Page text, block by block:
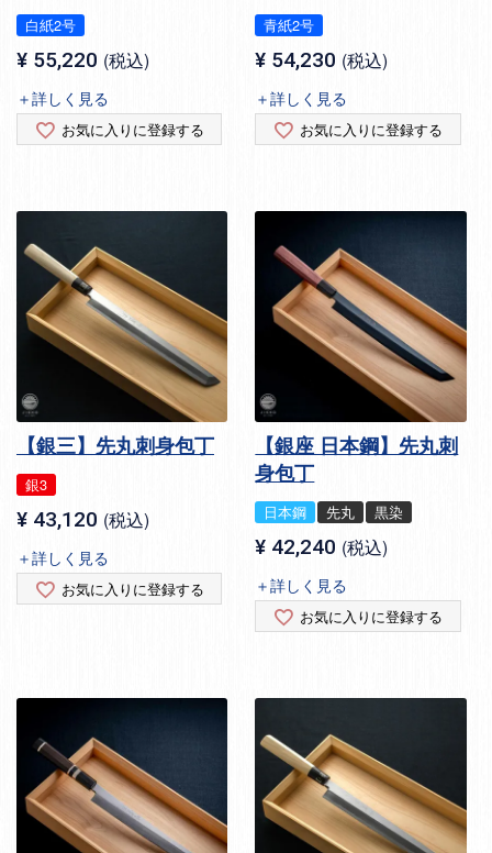
白紙2号
¥ 55,220 税込
＋詳しく見る
お気に入りに登録する
青紙2号
¥ 54,230 税込
＋詳しく見る
お気に入りに登録する
【銀三】先丸刺身包丁
銀3
¥ 43,120 税込
＋詳しく見る
お気に入りに登録する
【銀座 日本鋼】先丸刺
身包丁
日本鋼 先丸 黒染
¥ 42,240 税込
＋詳しく見る
お気に入りに登録する